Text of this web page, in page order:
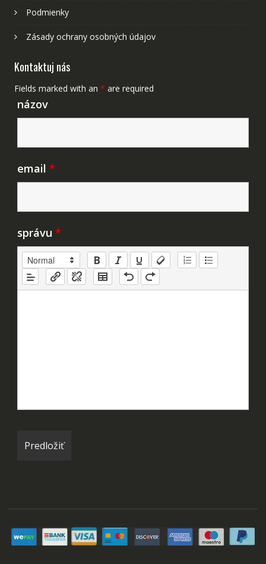
Podmienky
Zásady ochrany osobných údajov
Kontaktuj nás
Fields marked with an * are required
názov
email *
správu *